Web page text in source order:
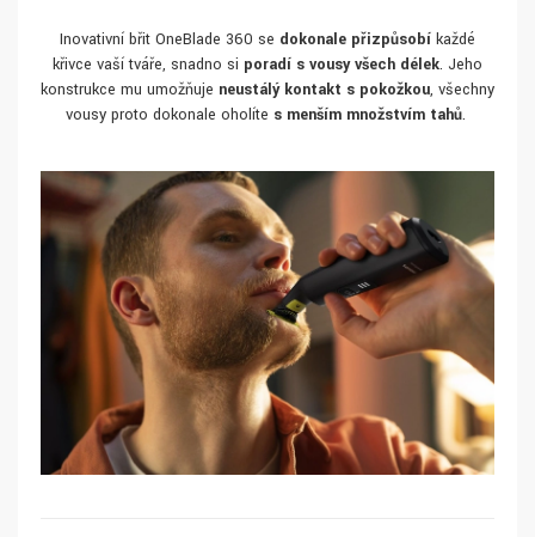
Inovativní břit OneBlade 360 se dokonale přizpůsobí každé
křivce vaší tváře, snadno si poradí s vousy všech délek. Jeho
konstrukce mu umožňuje neustálý kontakt s pokožkou, všechny
vousy proto dokonale oholíte s menším množstvím tahů.